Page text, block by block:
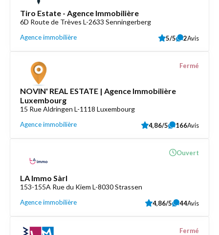
Tiro Estate - Agence Immobilière
6D Route de Trèves L-2633 Senningerberg
Agence immobilière 5/5 2Avis
NOVIN' REAL ESTATE | Agence Immobilière
Luxembourg
15 Rue Aldringen L-1118 Luxembourg
Agence immobilière
Fermé
4,86/5 166Avis
LA Immo Sàrl
153-155A Rue du Kiem L-8030 Strassen
Agence immobilière
Ouvert
4,86/5 44Avis
Fermé